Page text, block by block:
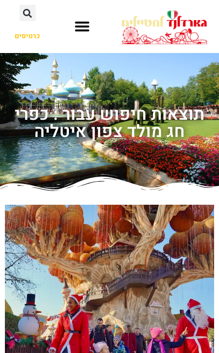
כרטיסים
תוצאות חיפוש עבור : כפרי
חג מולד צפון איטליה